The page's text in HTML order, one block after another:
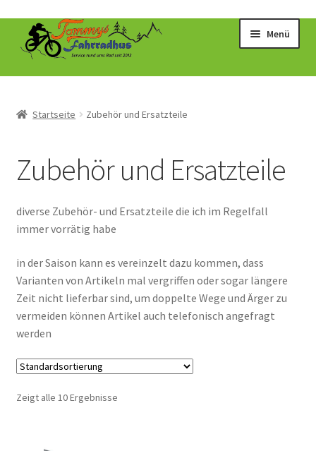
Zur
Navigation
springen
Zum
Inhalt
springen
Menü
Startseite Zubehör und Ersatzteile
Zubehör und Ersatzteile
diverse Zubehör- und Ersatzteile die ich im Regelfall
immer vorrätig habe
in der Saison kann es vereinzelt dazu kommen, dass
Varianten von Artikeln mal vergriffen oder sogar längere
Zeit nicht lieferbar sind, um doppelte Wege und Ärger zu
vermeiden können Artikel auch telefonisch angefragt
werden
Zeigt alle 10 Ergebnisse